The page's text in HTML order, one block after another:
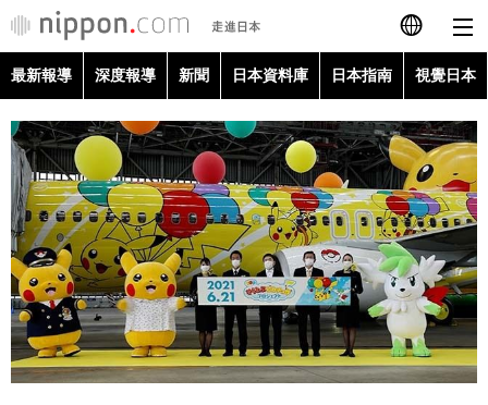
日本語
English
简体字
Français
Español
العربية
最新報導
深度報導
新聞
最新報導 深度報導 新聞 日本資料庫 日本指南 視覺日本